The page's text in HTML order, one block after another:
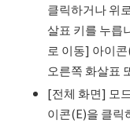
클릭하거나 위
살표 키를 누릅
로 이동] 아이
오른쪽 화살표
[전체 화면] 모
이콘(E)을 클릭